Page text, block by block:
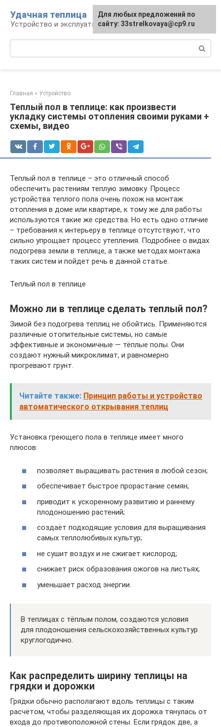
контенту
Удачная теплица
Устройство и эксплуатация теплиц
Главная » Устройство
Теплый пол в теплице: как произвести
укладку системы отопления своими руками +
схемы, видео
Теплый пол в теплице – это отличный способ
обеспечить растениям теплую зимовку. Процесс
устройства теплого пола очень похож на монтаж
отопления в доме или квартире, к тому же для работы
используются такие же средства. Но есть одно отличие
– требования к интерьеру в теплице отсутствуют, что
сильно упрощает процесс утепления. Подробнее о видах
подогрева земли в теплице, а также методах монтажа
таких систем и пойдет речь в данной статье.
Теплый пол в теплице
Можно ли в теплице сделать теплый пол?
Зимой без подогрева теплиц не обойтись. Применяются
различные отопительные системы, но самые
эффективные и экономичные — тёплые полы. Они
создают нужный микроклимат, и равномерно
прогревают грунт.
Читайте также: Принцип работы и устройство
автоматического открывания теплиц
Установка греющего пола в теплице имеет много
плюсов:
позволяет выращивать растения в любой сезон;
обеспечивает быстрое прорастание семян;
приводит к ускоренному развитию и раннему
плодоношению растений;
создаёт подходящие условия для выращивания
самых теплолюбивых культур;
не сушит воздух и не сжигает кислород;
снижает риск образования ожогов на листьях;
уменьшает расход энергии.
В теплицах с тёплым полом, создаются условия
для плодоношения сельскохозяйственных культур
круглогодично.
Как распределить ширину теплицы на
грядки и дорожки
Грядки обычно располагают вдоль теплицы с таким
расчётом, чтобы разделяющая их дорожка тянулась от
входа до противоположной стены. Если грядок две, а
Для любых предложений по
сайту: 33strelkovaya@cp9.ru